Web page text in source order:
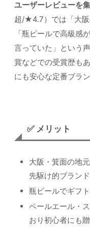
ユーザーレビューを
超/★4.7）では「大阪
「瓶ビールで高級感
言っていた」という
賞などでの受賞歴も
にも安心な定番ブラン
✅ メリット
大阪・箕面の地
先駆け的ブランド
瓶ビールでギフ
ペールエール・
おり初心者にも